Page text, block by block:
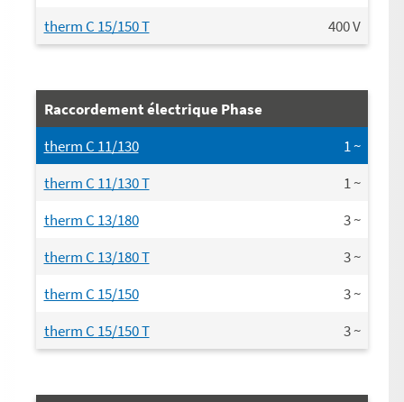
therm C 15/150 T
400V
Raccordement électrique Phase
therm C 11/130
1~
therm C 11/130 T
1~
therm C 13/180
3~
therm C 13/180 T
3~
therm C 15/150
3~
therm C 15/150 T
3~